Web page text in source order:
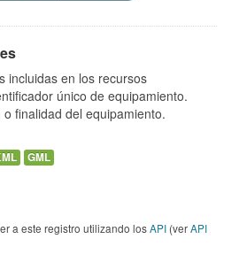
incluidas en los recursos
único de equipamiento.
finalidad del equipamiento.
GML
a este registro utilizando losAPI (verAPI